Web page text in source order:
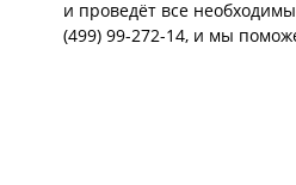
и проведёт все
(499) 99-272-14, и мы